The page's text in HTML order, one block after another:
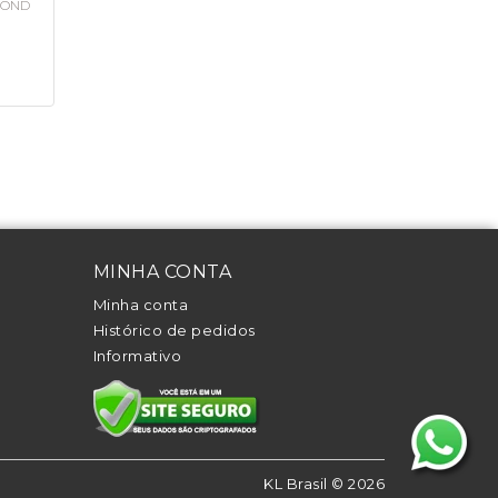
MINHA CONTA
Minha conta
Histórico de pedidos
Informativo
KL Brasil © 2026